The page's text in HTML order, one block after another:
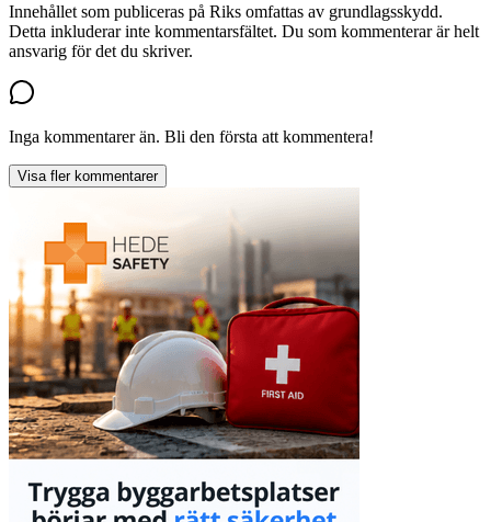
Innehållet som publiceras på Riks omfattas av grundlagsskydd.
Detta inkluderar inte kommentarsfältet. Du som kommenterar är helt
ansvarig för det du skriver.
Inga kommentarer än. Bli den första att kommentera!
Visa fler kommentarer